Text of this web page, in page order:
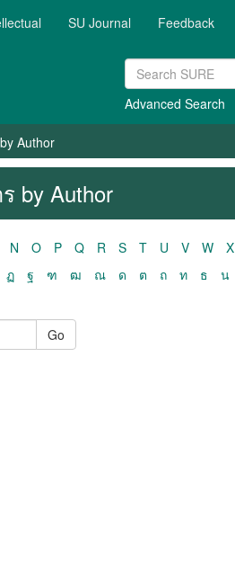
SU Journal Feedback
Advanced Search
Author
by Author
N O P Q R S T U V W X
ฏ ฐ ฑ ฒ ณ ด ต ถ ท ธ น
Go